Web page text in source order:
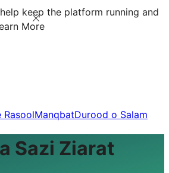
keep the platform running and
More
RasoolManqbatDurood o Salam
Sazi Ziarat